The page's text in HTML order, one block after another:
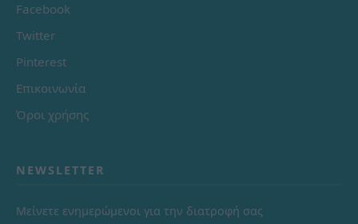
Facebook
Twitter
Pinterest
Επικοινωνία
Όροι χρήσης
NEWSLETTER
Μείνετε ενημερώμενοι για την διατροφή σας